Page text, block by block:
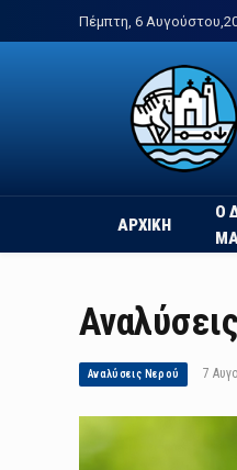
Πέμπτη, 6
ΑΡΧΙΚΗ
Ο
Αναλύσεις Νερού 7